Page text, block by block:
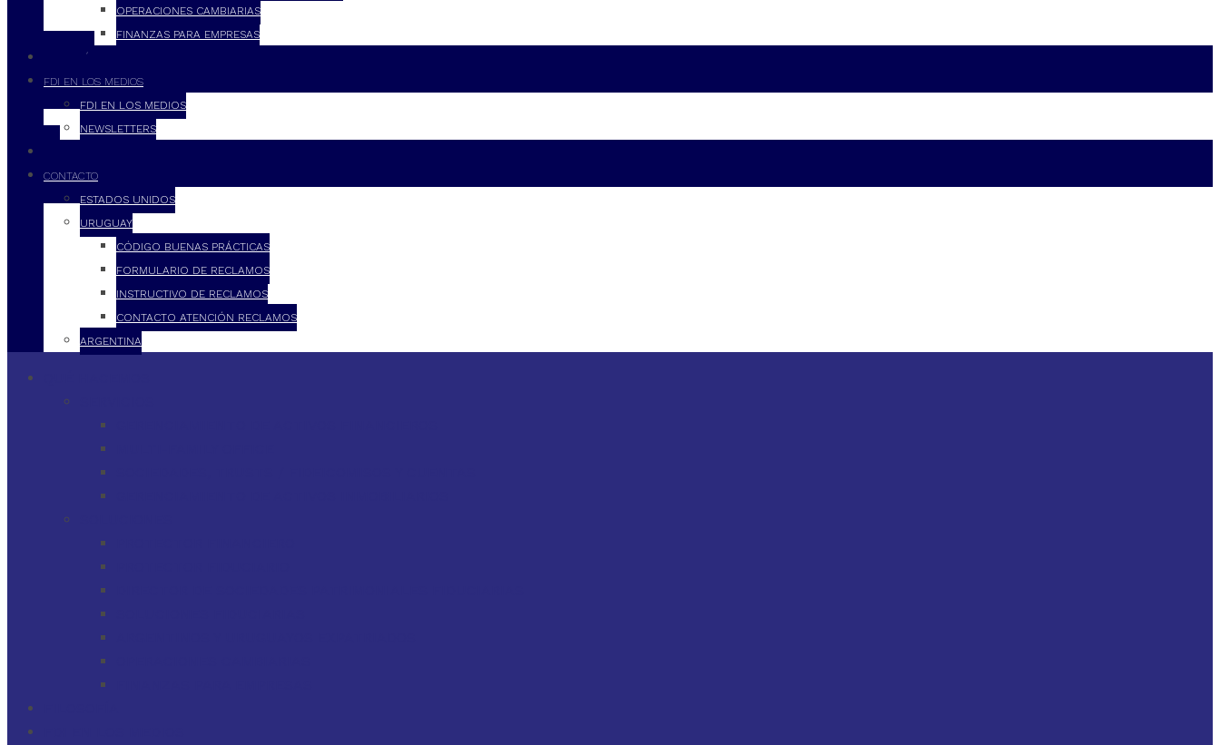
OPERACIONES CAMBIARIAS
FINANZAS PARA EMPRESAS
FILOSOFÍA
FDI EN LOS MEDIOS
FDI EN LOS MEDIOS
NEWSLETTERS
CONTACTO
ESTADOS UNIDOS
URUGUAY
CÓDIGO BUENAS PRÁCTICAS
FORMULARIO DE RECLAMOS
INSTRUCTIVO DE RECLAMOS
CONTACTO ATENCIÓN RECLAMOS
ARGENTINA